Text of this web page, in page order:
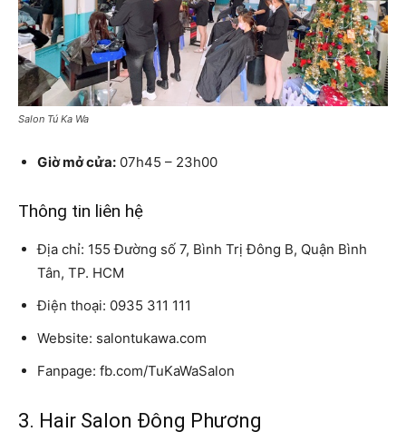
Salon Tú Ka Wa
Giờ mở cửa: 07h45 – 23h00
Thông tin liên hệ
Địa chỉ: 155 Đường số 7, Bình Trị Đông B, Quận Bình
Tân, TP. HCM
Điện thoại: 0935 311 111
Website: salontukawa.com
Fanpage: fb.com/TuKaWaSalon
3. Hair Salon Đông Phương